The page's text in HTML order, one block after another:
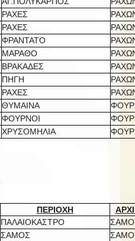
ΡΑΧΕΣ
ΡΑΧΕΣ
ΦΡΑΝΤΑΤΟ
ΜΑΡΑΘΟ
ΒΡΑΚΑΔΕΣ
ΠΗΓΗ
ΡΑΧΕΣ
ΘΥΜΑΙΝΑ
ΦΟΥΡΝΟΙ
ΧΡΥΣΟΜΗΛΙΑ
ΠΕΡΙΟΧΗ
ΠΑΛΑΙΟΚΑΣΤΡΟ
ΣΑΜΟΣ